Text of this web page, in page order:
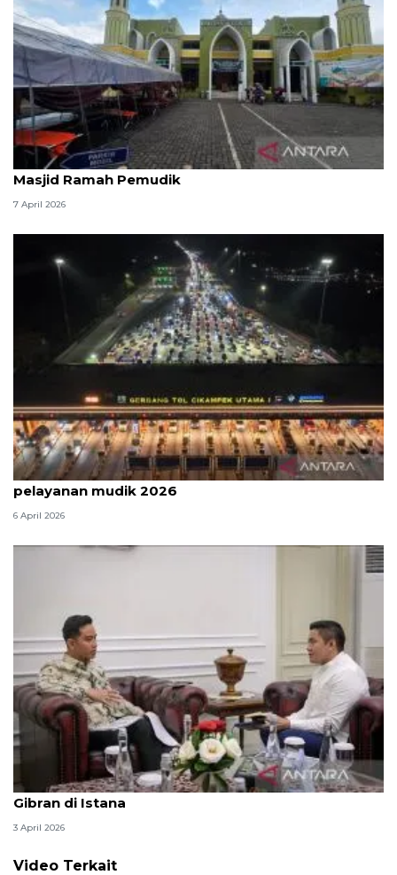
Kemenag: 3,5 juta orang manfaatkan layanan
Masjid Ramah Pemudik
7 April 2026
Survei: 88,8 persen responden puas dengan
pelayanan mudik 2026
6 April 2026
Seskab Teddy silaturahmi Idul Fitri ke Wapres
Gibran di Istana
3 April 2026
Video Terkait